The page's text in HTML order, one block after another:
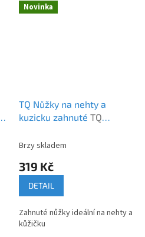
Novinka
TQ Nůžky na nehty a
kuzicku zahnuté TQ
zahnuté
Brzy skladem
319 Kč
DETAIL
Zahnuté nůžky ideální na nehty a
kůžičku